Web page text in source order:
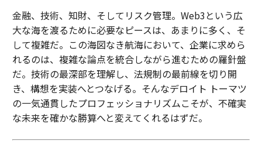
金融、技術、知財、そしてリスク管理。Web3という広
大な海を渡るために必要なピースは、あまりに多く、そ
して複雑だ。この海図なき航海において、企業に求めら
れるのは、複雑な論点を統合しながら進むための羅針盤
だ。技術の最深部を理解し、法規制の最前線を切り開
き、構想を実装へとつなげる。そんなデロイト トーマツ
の一気通貫したプロフェッショナリズムこそが、不確実
な未来を確かな勝算へと変えてくれるはずだ。